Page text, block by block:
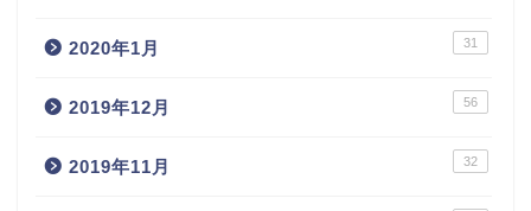
2020年1月 31
2019年12月 56
2019年11月 32